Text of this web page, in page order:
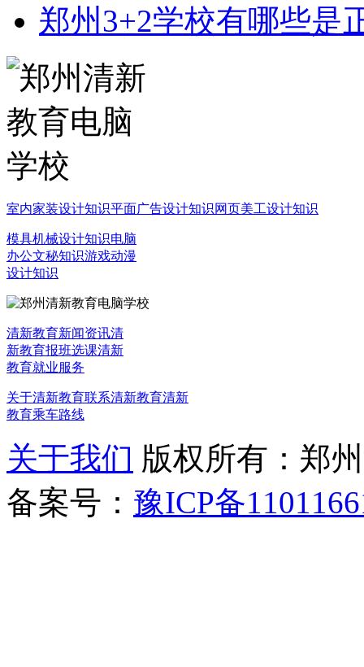
郑州3+2学校有哪些是
室内家装设计知识平面广告设计知识网页美工设计知识
模具机械设计知识电脑
办公文秘知识游戏动漫
设计知识
清新教育新闻资讯清
新教育报班选课清新
教育就业服务
关于清新教育联系清新教育清新
教育乘车路线
关于我们 版权所有：郑
备案号： 豫ICP备